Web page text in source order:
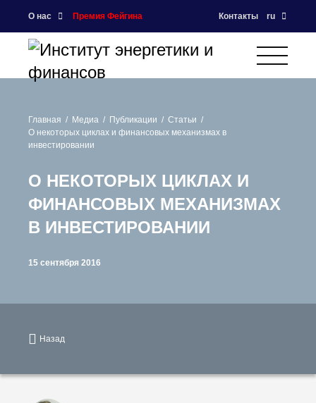
О нас Премия Фейгина Контакты ru
Главная Медиа Публикации
Статьи
О некоторых циклах и финансовых механизмах в
инвестировании
О НЕКОТОРЫХ ЦИКЛАХ И
ФИНАНСОВЫХ МЕХАНИЗМАХ
В ИНВЕСТИРОВАНИИ
15 сентября 2016
Назад